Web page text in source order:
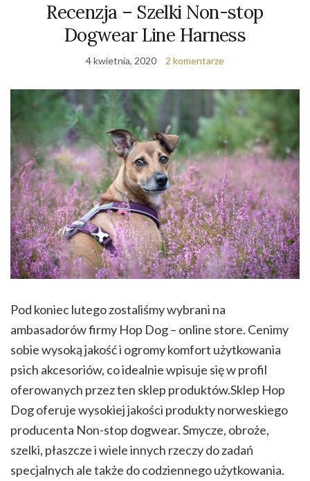
Recenzja – Szelki Non-stop
Dogwear Line Harness
4 kwietnia, 2020 2 komentarze
Pod koniec lutego zostaliśmy wybrani na
ambasadorów firmy Hop Dog – online store. Cenimy
sobie wysoką jakość i ogromy komfort użytkowania
psich akcesoriów, co idealnie wpisuje się w profil
oferowanych przez ten sklep produktów.Sklep Hop
Dog oferuje wysokiej jakości produkty norweskiego
producenta Non-stop dogwear. Smycze, obroże,
szelki, płaszcze i wiele innych rzeczy do zadań
specjalnych ale także do codziennego użytkowania.